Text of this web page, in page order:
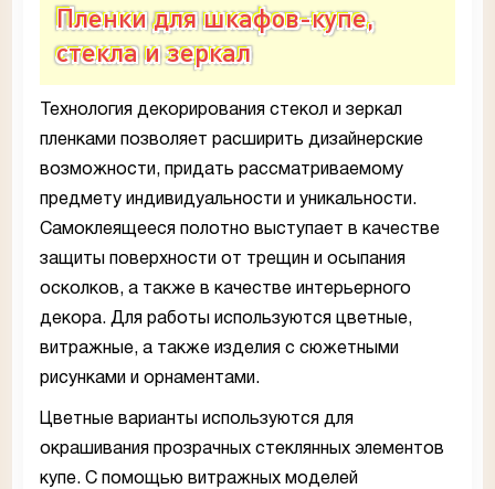
Пленки для шкафов-купе,
стекла и зеркал
Технология декорирования стекол и зеркал
пленками позволяет расширить дизайнерские
возможности, придать рассматриваемому
предмету индивидуальности и уникальности.
Самоклеящееся полотно выступает в качестве
защиты поверхности от трещин и осыпания
осколков, а также в качестве интерьерного
декора. Для работы используются цветные,
витражные, а также изделия с сюжетными
рисунками и орнаментами.
Цветные варианты используются для
окрашивания прозрачных стеклянных элементов
купе. С помощью витражных моделей